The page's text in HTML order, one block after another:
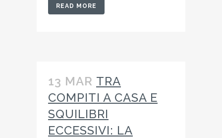
READ MORE
13 MAR TRA
COMPITI A CASA E
SQUILIBRI
ECCESSIVI: LA